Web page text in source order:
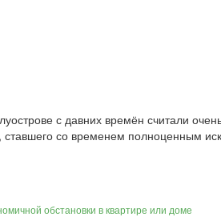
с давних времён считали
ставшего со временем полноценным
обстановки в квартире или доме